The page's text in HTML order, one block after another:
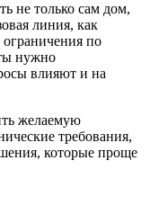
не только сам дом,
линия, как
ограничения по
нужно
влияют и на
желаемую
требования,
которые проще